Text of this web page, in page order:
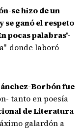
se hizo de un
ganó el respeto
pocas palabras'-
donde laboró
Borbón fue
tanto en poesía
de Literatura
galardón a